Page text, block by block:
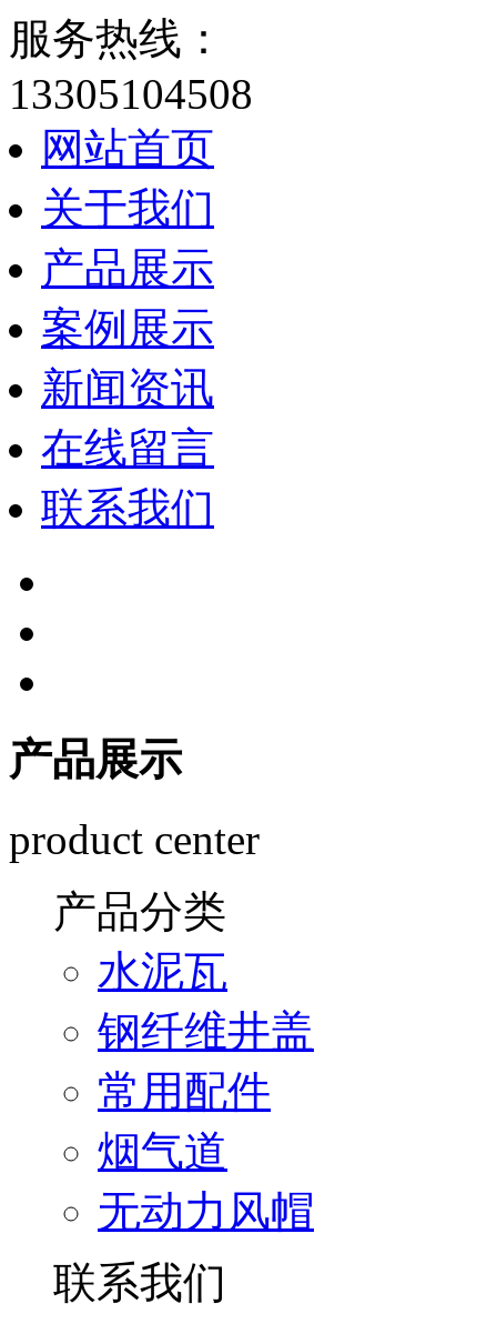
服务热线：
13305104508
网站首页
关于我们
产品展示
案例展示
新闻资讯
在线留言
联系我们
产品展示
product center
产品分类
水泥瓦
钢纤维井盖
常用配件
烟气道
无动力风帽
联系我们